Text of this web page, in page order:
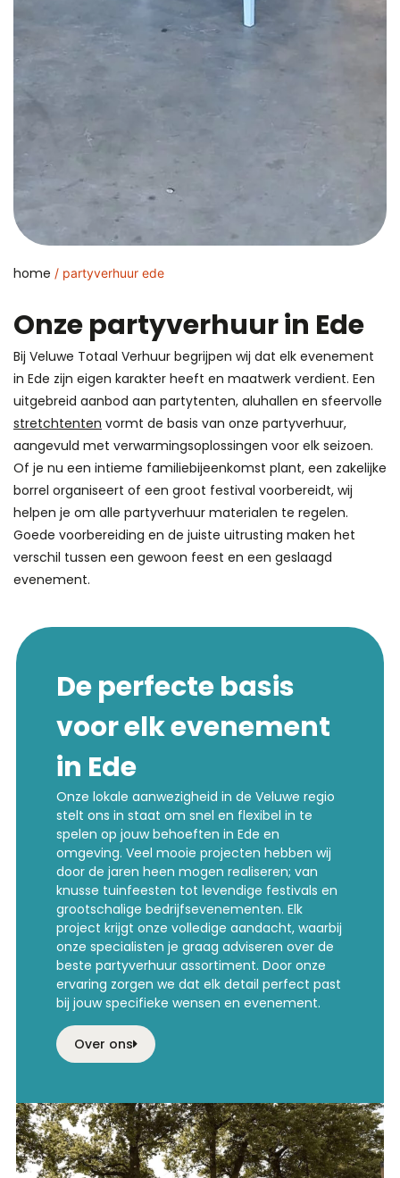
home / partyverhuur ede
Onze partyverhuur in Ede
Bij Veluwe Totaal Verhuur begrijpen wij dat elk evenement
in Ede zijn eigen karakter heeft en maatwerk verdient. Een
uitgebreid aanbod aan partytenten, aluhallen en sfeervolle
stretchtenten vormt de basis van onze partyverhuur,
aangevuld met verwarmingsoplossingen voor elk seizoen.
Of je nu een intieme familiebijeenkomst plant, een zakelijke
borrel organiseert of een groot festival voorbereidt, wij
helpen je om alle partyverhuur materialen te regelen.
Goede voorbereiding en de juiste uitrusting maken het
verschil tussen een gewoon feest en een geslaagd
evenement.
De perfecte basis
voor elk evenement
in Ede
Onze lokale aanwezigheid in de Veluwe regio
stelt ons in staat om snel en flexibel in te
spelen op jouw behoeften in Ede en
omgeving. Veel mooie projecten hebben wij
door de jaren heen mogen realiseren; van
knusse tuinfeesten tot levendige festivals en
grootschalige bedrijfsevenementen. Elk
project krijgt onze volledige aandacht, waarbij
onze specialisten je graag adviseren over de
beste partyverhuur assortiment. Door onze
ervaring zorgen we dat elk detail perfect past
bij jouw specifieke wensen en evenement.
Over ons